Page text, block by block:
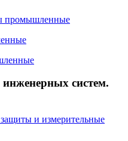
промышленные
систем.
и измерительные